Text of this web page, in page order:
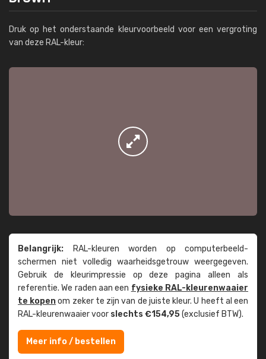
Druk op het onderstaande kleurvoorbeeld voor een vergroting
van deze RAL-kleur:
Belangrijk: RAL-kleuren worden op computer­beeld­
schermen niet volledig waarheids­­getrouw weer­gegeven.
Gebruik de kleur­impressie op deze pagina alleen als
referentie. We raden aan een fysieke RAL-kleuren­waaier
te kopenom zeker te zijn van de juiste kleur. U heeft al een
RAL-kleuren­waaier voor slechts €154,95(exclusief BTW).
Meer info / bestellen